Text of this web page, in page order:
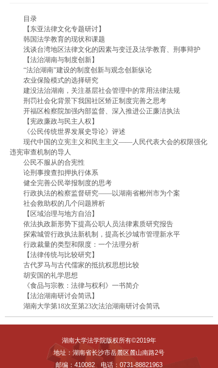
目录
【东亚法律文化专题研讨】
韩国法学教育的现状和课题
浅谈台湾地区法律文化的因素与变迁及法学教育、刑事辩护
【法治湖南与制度创新】
“法治湖南”建设的制度创新与观念创新纵论
农业保险模式的选择研究
建没法治湖南，关注基层社会管理中的常用法律法规
刑罚社会化背景下我国社区矫正制度完善之思考
开福区检察院加强内部监督、深入推进公正廉洁执法
【宪政廉政与民主人权】
《公民传统世界发展史导论》评述
现代中国的立宪主义和民主主义——人民代表大会的权限强化
违宪审查机制的导人
公民不服从的合宪性
论刑事搜查扣押执行体系
健全完善公民举报制度的思考
行政执法的检察监督研究——以湖南省郴州市为个案
社会救助权的几个问题辨析
【区域治理与地方自治】
依法执政新形势下提高公职人员法律素质研究报告
探索城管行政执法新机制，提高长沙城市管理新水平
行政裁量的类型和限度：一个法理分析
【法律传统与比较研究】
古代罗马与古代儒家的抵抗权思想比较
胡安国的礼学思想
《食品与宗教：法律与权利》一书简介
【法治湖南研讨会简讯】
湖南大学第18次至第23次法治湖南研讨会简讯
湖南大学法学院版权所有©2019年
地址：湖南省长沙市岳麓区麓山南路2号
邮编：410082 电话：0731-88821963